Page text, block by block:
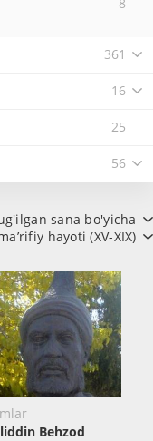
361
16
25
56
sana bo'yicha
hayoti (XV-XIX)
Behzod